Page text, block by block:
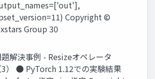
Copyright ©
Group 30
解決事例 - Resizeオペレータ
3） ● PyTorch 1.12での実験結果